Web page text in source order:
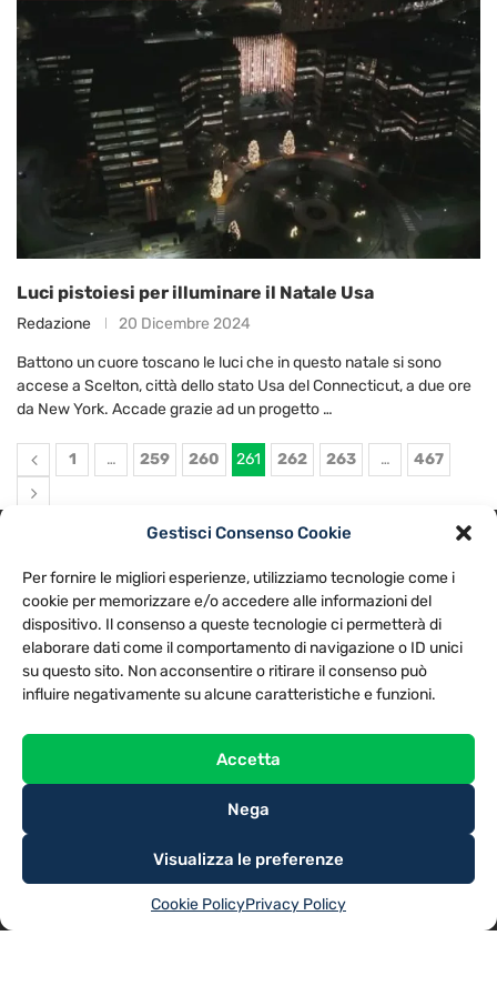
Gestisci Consenso Cookie
Per fornire le migliori esperienze, utilizziamo tecnologie come i
cookie per memorizzare e/o accedere alle informazioni del
dispositivo. Il consenso a queste tecnologie ci permetterà di
elaborare dati come il comportamento di navigazione o ID unici
su questo sito. Non acconsentire o ritirare il consenso può
influire negativamente su alcune caratteristiche e funzioni.
Accetta
Nega
Visualizza le preferenze
Cookie PolicyPrivacy Policy
Luci pistoiesi per illuminare il Natale Usa
Redazione 20 Dicembre 2024
Battono un cuore toscano le luci che in questo natale si sono
accese a Scelton, città dello stato Usa del Connecticut, a due ore
da New York. Accade grazie ad un progetto …
1 … 259 260 261 262 263 … 467
NOTE LEGALI
CONTATTACI PREFERENZE
TV LIBERA S.P.A.
Via Monteleonese 95/21 – 51100 Pistoia (PT)
Tel. 0573.9136 / Fax 0573.913615